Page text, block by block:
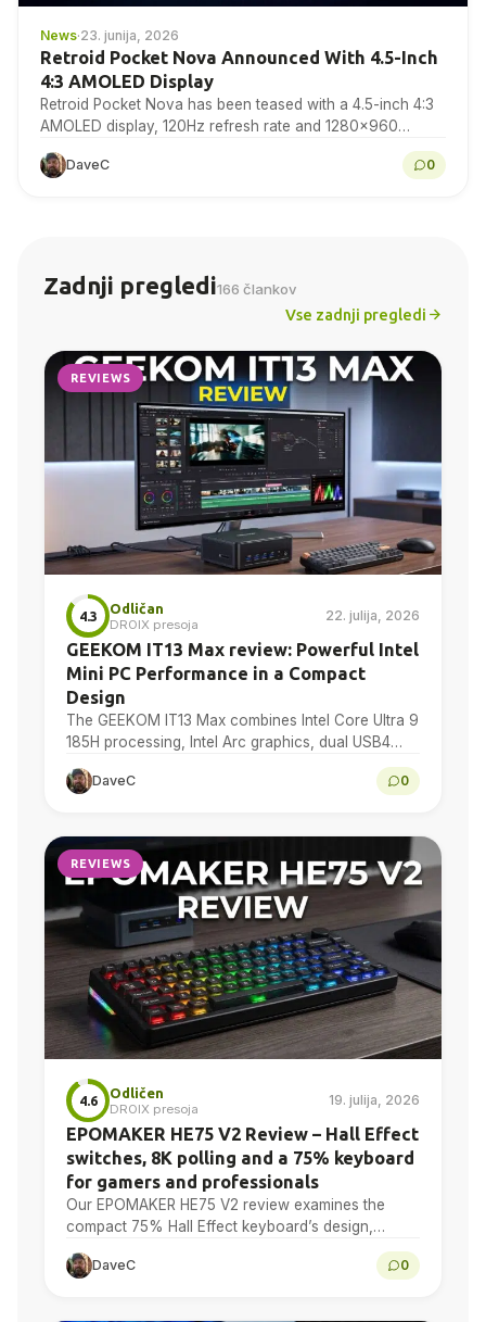
News·23. junija, 2026
Retroid Pocket Nova Announced With 4.5-Inch
4:3 AMOLED Display
Retroid Pocket Nova has been teased with a 4.5-inch 4:3
AMOLED display, 120Hz refresh rate and 1280×960
DaveC 0
Zadnji pregledi166 člankov
Vse zadnji pregledi
REVIEWS
4.3
Odličan
DROIX presoja
22. julija, 2026
GEEKOM IT13 Max review: Powerful Intel
Mini PC Performance in a Compact
Design
The GEEKOM IT13 Max combines Intel Core Ultra 9
185H processing, Intel Arc graphics, dual USB4
DaveC 0
REVIEWS
4.6
Odličen
DROIX presoja
19. julija, 2026
EPOMAKER HE75 V2 Review – Hall Effect
switches, 8K polling and a 75% keyboard
for gamers and professionals
Our EPOMAKER HE75 V2 review examines the
compact 75% Hall Effect keyboard’s design,
adjustable actuation, sound treatment, 8K polling,
software, battery and multi-device connectivity.
DaveC 0